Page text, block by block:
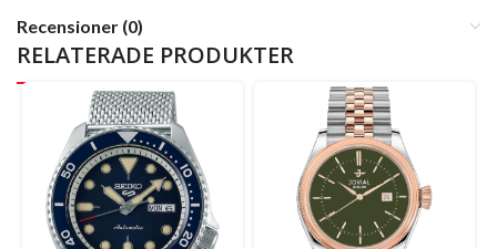
Recensioner (0)
RELATERADE PRODUKTER